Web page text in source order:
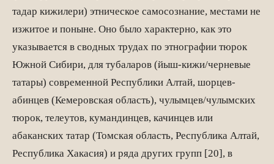
тадар кижилери) этническое самосознание, местами не
изжитое и поныне. Оно было характерно, как это
указывается в сводных трудах по этнографии тюрок
Южной Сибири, для тубаларов (йыш-кижи/черневые
татары) современной Республики Алтай, шорцев-
абинцев (Кемеровская область), чулымцев/чулымских
тюрок, телеутов, кумандинцев, качинцев или
абаканских татар (Томская область, Республика Алтай,
Республика Хакасия) и ряда других групп [20], в